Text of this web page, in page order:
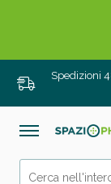
Spedizioni